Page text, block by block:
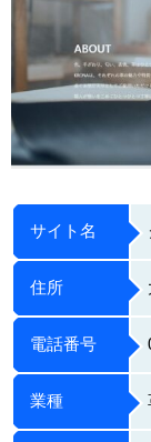
サイト名
住所
電話番号
業種